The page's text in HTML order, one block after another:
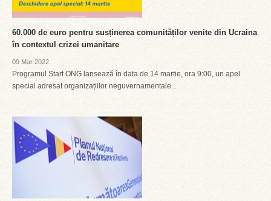
60.000 de euro pentru susținerea comunităților venite din Ucraina
în contextul crizei umanitare
09 Mar 2022
Programul Start ONG lansează în data de 14 martie, ora 9:00, un apel
special adresat organizațiilor neguvernamentale...